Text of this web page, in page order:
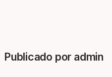
Publicado por admin